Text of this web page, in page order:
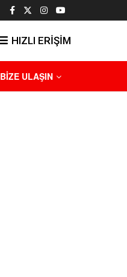
HIZLI ERİŞİM
BİZE ULAŞIN